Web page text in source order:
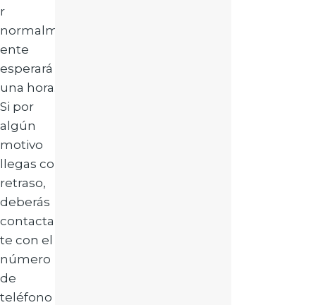
r
normalm
ente
esperará
una hora.
Si por
algún
motivo
llegas con
retraso,
deberás
contactar
te con el
número
de
teléfono